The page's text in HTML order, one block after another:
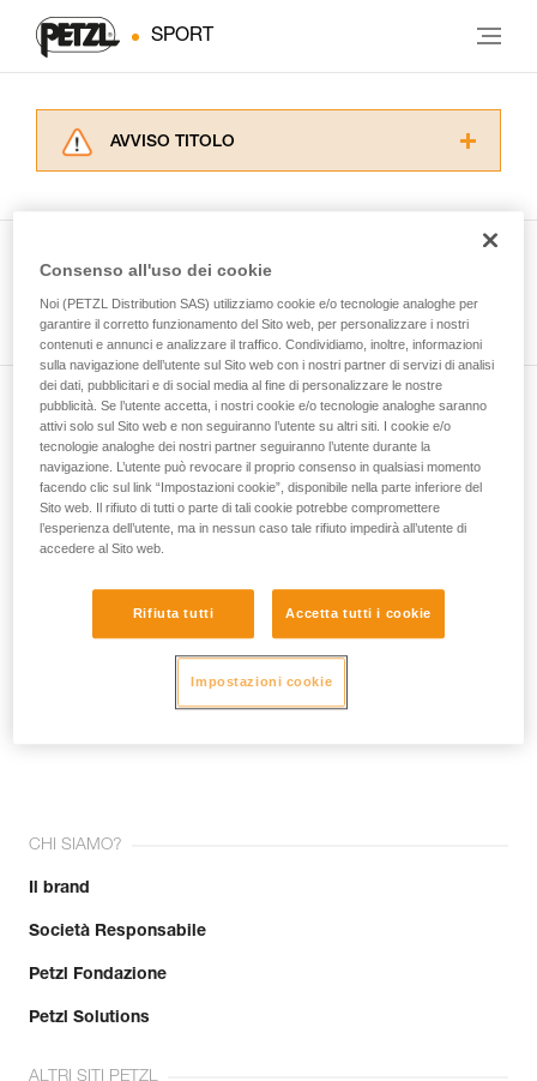
SPORT
AVVISO TITOLO
La padronanza di queste tecniche richiede una
formazione ed un addestramento specifico.
Verificate con un professionista la vostra
capacità di rifare la manovra, da soli, in piena
sicurezza, prima di riprodurla autonomamente.
Forniamo esempi di tecniche relative alla vostra
attività. Ne possono esistere altre che non
vengono qui descritte.
Guarda tutti i consigli tecnici
Iscriviti alla newsletter
e rimani connesso alle nostre novità
E-mail *
Unisciti alla community!
CHI SIAMO?
Il brand
Società Responsabile
Petzl Fondazione
Petzl Solutions
ALTRI SITI PETZL
Consenso all'uso dei cookie
Noi (PETZL Distribution SAS) utilizziamo cookie e/o tecnologie analoghe per
garantire il corretto funzionamento del Sito web, per personalizzare i nostri
contenuti e annunci e analizzare il traffico. Condividiamo, inoltre, informazioni
sulla navigazione dell’utente sul Sito web con i nostri partner di servizi di analisi
dei dati, pubblicitari e di social media al fine di personalizzare le nostre
pubblicità. Se l’utente accetta, i nostri cookie e/o tecnologie analoghe saranno
attivi solo sul Sito web e non seguiranno l’utente su altri siti. I cookie e/o
tecnologie analoghe dei nostri partner seguiranno l’utente durante la
navigazione. L’utente può revocare il proprio consenso in qualsiasi momento
facendo clic sul link “Impostazioni cookie”, disponibile nella parte inferiore del
Sito web. Il rifiuto di tutti o parte di tali cookie potrebbe compromettere
l’esperienza dell’utente, ma in nessun caso tale rifiuto impedirà all’utente di
accedere al Sito web.
Rifiuta tutti Accetta tutti i cookie
Impostazioni cookie